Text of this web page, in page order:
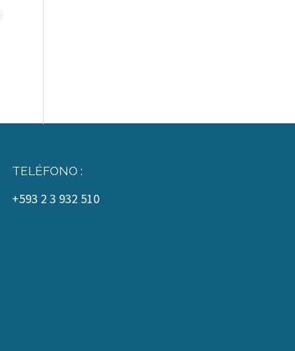
TELÉFONO :
+593 2 3 932 510